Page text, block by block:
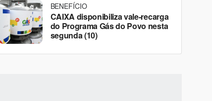
BENEFÍCIO
CAIXA disponibiliza vale-recarga
do Programa Gás do Povo nesta
segunda (10)